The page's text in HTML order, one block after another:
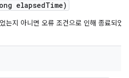
elapsedTime)
는지 아니면 오류 조건으로 인해 종료되었